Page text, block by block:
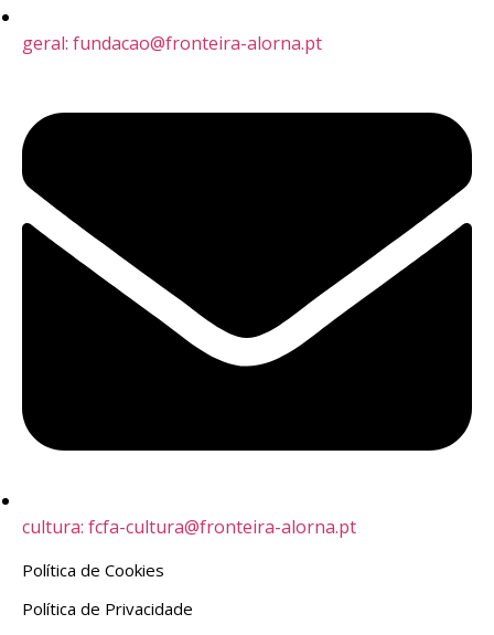
geral: fundacao@fronteira-alorna.pt
cultura: fcfa-cultura@fronteira-alorna.pt
Política de Cookies
Política de Privacidade